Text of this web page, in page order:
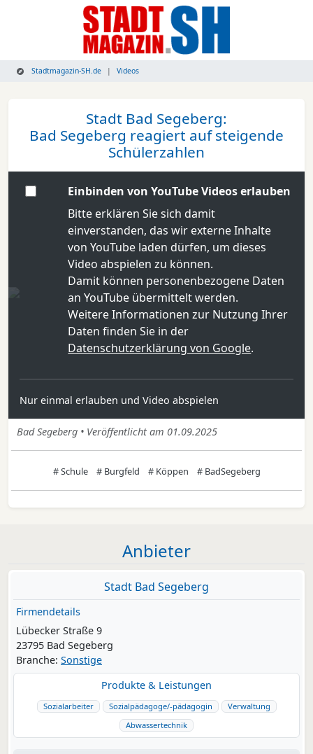
Stadtmagazin-SH.de Videos
Stadt Bad Segeberg:
Bad Segeberg reagiert auf steigende
Schülerzahlen
Einbinden von YouTube Videos erlauben
Bitte erklären Sie sich damit
einverstanden, das wir externe Inhalte
von YouTube laden dürfen, um dieses
Video abspielen zu können.
Damit können personenbezogene Daten
an YouTube übermittelt werden.
Weitere Informationen zur Nutzung Ihrer
Daten finden Sie in der
Datenschutzerklärung von Google.
Nur einmal erlauben und Video abspielen
Bad Segeberg • Veröffentlicht am 01.09.2025
# Schule # Burgfeld # Köppen # BadSegeberg
Anbieter
Stadt Bad Segeberg
Firmendetails
Lübecker Straße 9
23795 Bad Segeberg
Branche: Sonstige
Produkte & Leistungen
Sozialarbeiter Sozialpädagoge/-pädagogin
Verwaltung
Abwassertechnik